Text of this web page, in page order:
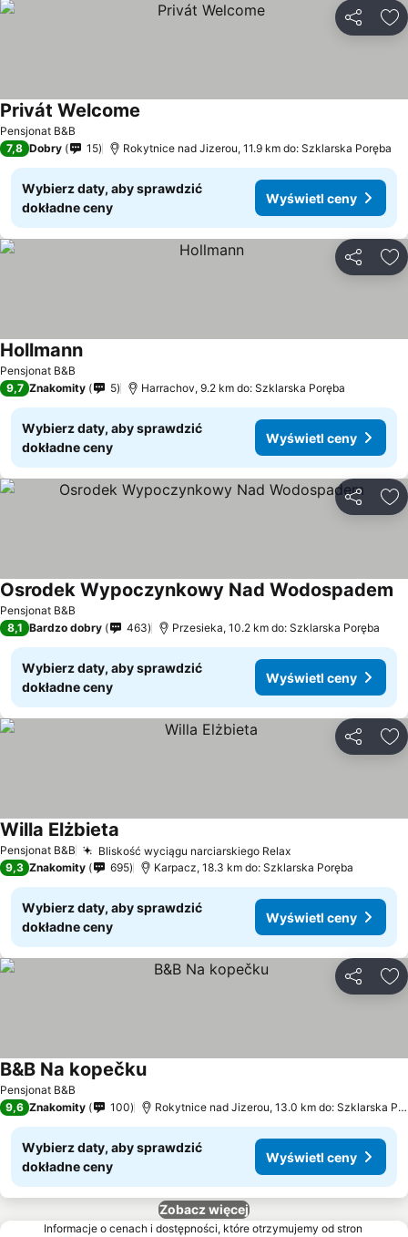
Pensjonat B&B
Privát Welcome
7,8 Dobry 15 Rokytnice nad Jizerou, 11.9 km do: Szklarska Poręba
Wybierz daty, aby sprawdzić
dokładne ceny
Wyświetl ceny
Pensjonat B&B
Hollmann
9,7 Znakomity 5 Harrachov, 9.2 km do: Szklarska Poręba
Wybierz daty, aby sprawdzić
dokładne ceny
Wyświetl ceny
Pensjonat B&B
Osrodek Wypoczynkowy Nad Wodospadem
8,1 Bardzo dobry 463 Przesieka, 10.2 km do: Szklarska Poręba
Wybierz daty, aby sprawdzić
dokładne ceny
Wyświetl ceny
Pensjonat B&B Bliskość wyciągu narciarskiego Relax
Willa Elżbieta
9,3 Znakomity 695 Karpacz, 18.3 km do: Szklarska Poręba
Wybierz daty, aby sprawdzić
dokładne ceny
Wyświetl ceny
Pensjonat B&B
B&B Na kopečku
9,6 Znakomity 100 Rokytnice nad Jizerou, 13.0 km do: Szklarska Poręba
Wybierz daty, aby sprawdzić
dokładne ceny
Wyświetl ceny
Zobacz więcej
Informacje o cenach i dostępności, które otrzymujemy od stron